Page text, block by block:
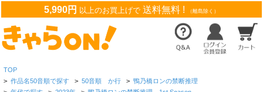
5,990円 以上のお買上げで 送料無料 ! （離島除く）
TOP
> 作品名50音順で探す > 50音順 か行 > 鴨乃橋ロンの禁断推理